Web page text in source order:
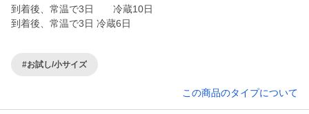
到着後、常温で3日 冷蔵10日
到着後、常温で3日 冷蔵6日
#お試し/小サイズ
この商品のタイプについて